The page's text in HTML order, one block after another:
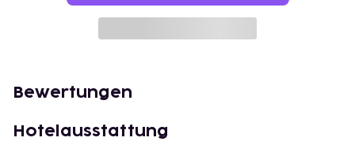
Bewertungen
Hotelausstattung